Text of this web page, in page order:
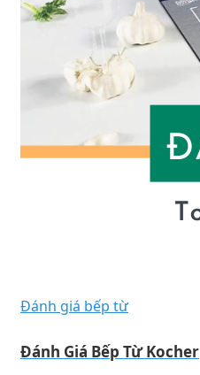
Đánh giá bếp từ
Đánh Giá Bếp Từ Kocher